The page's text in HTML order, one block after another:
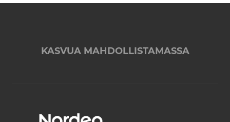
KASVUA MAHDOLLISTAMASSA